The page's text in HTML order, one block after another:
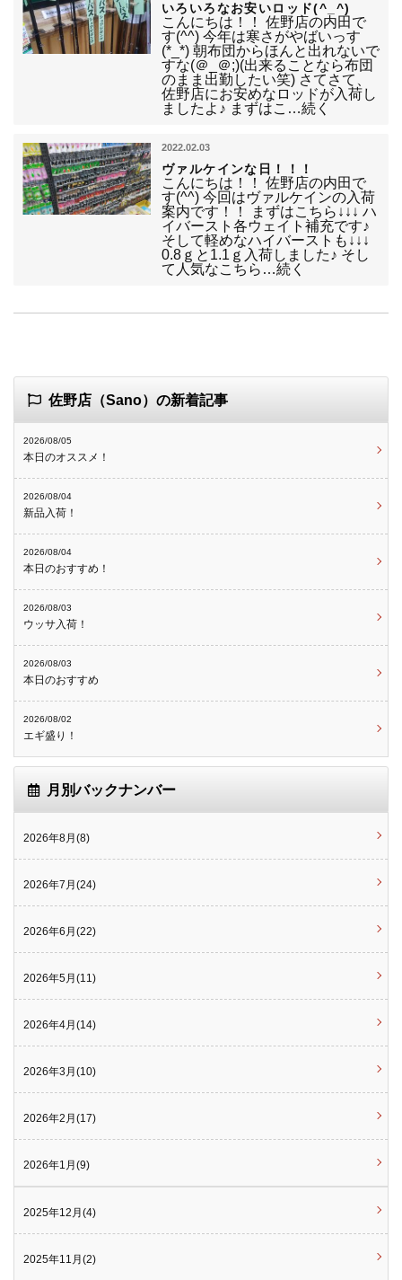
いろいろなお安いロッド(^_^)
こんにちは！！ 佐野店の内田で
す(^^) 今年は寒さがやばいっす
(*_*) 朝布団からほんと出れないで
すな(＠_＠;)(出来ることなら布団
のまま出勤したい笑) さてさて、
佐野店にお安めなロッドが入荷し
ましたよ♪ まずはこ…続く
2022.02.03
ヴァルケインな日！！！
こんにちは！！ 佐野店の内田で
す(^^) 今回はヴァルケインの入荷
案内です！！ まずはこちら↓↓↓ ハ
イバースト各ウェイト補充です♪
そして軽めなハイバーストも↓↓↓
0.8ｇと1.1ｇ入荷しました♪ そし
て人気なこちら…続く
佐野店（Sano）の新着記事
2026/08/05
本日のオススメ！
2026/08/04
新品入荷！
2026/08/04
本日のおすすめ！
2026/08/03
ウッサ入荷！
2026/08/03
本日のおすすめ
2026/08/02
エギ盛り！
月別バックナンバー
2026年8月(8)
2026年7月(24)
2026年6月(22)
2026年5月(11)
2026年4月(14)
2026年3月(10)
2026年2月(17)
2026年1月(9)
2025年12月(4)
2025年11月(2)